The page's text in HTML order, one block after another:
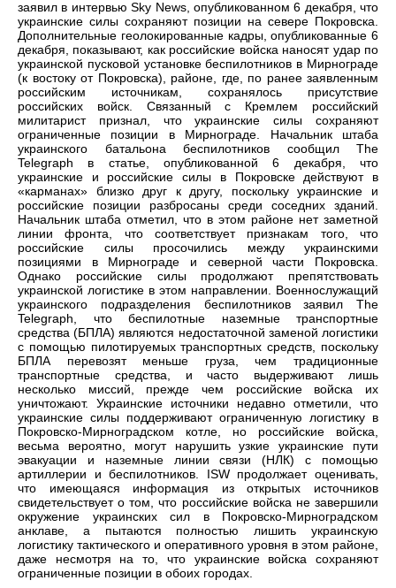
заявил в интервью Sky News, опубликованном 6 декабря, что
украинские силы сохраняют позиции на севере Покровска.
Дополнительные геолокированные кадры, опубликованные 6
декабря, показывают, как российские войска наносят удар по
украинской пусковой установке беспилотников в Мирнограде
(к востоку от Покровска), районе, где, по ранее заявленным
российским источникам, сохранялось присутствие
российских войск. Связанный с Кремлем российский
милитарист признал, что украинские силы сохраняют
ограниченные позиции в Мирнограде. Начальник штаба
украинского батальона беспилотников сообщил The
Telegraph в статье, опубликованной 6 декабря, что
украинские и российские силы в Покровске действуют в
«карманах» близко друг к другу, поскольку украинские и
российские позиции разбросаны среди соседних зданий.
Начальник штаба отметил, что в этом районе нет заметной
линии фронта, что соответствует признакам того, что
российские силы просочились между украинскими
позициями в Мирнограде и северной части Покровска.
Однако российские силы продолжают препятствовать
украинской логистике в этом направлении. Военнослужащий
украинского подразделения беспилотников заявил The
Telegraph, что беспилотные наземные транспортные
средства (БПЛА) являются недостаточной заменой логистики
с помощью пилотируемых транспортных средств, поскольку
БПЛА перевозят меньше груза, чем традиционные
транспортные средства, и часто выдерживают лишь
несколько миссий, прежде чем российские войска их
уничтожают. Украинские источники недавно отметили, что
украинские силы поддерживают ограниченную логистику в
Покровско-Мирноградском котле, но российские войска,
весьма вероятно, могут нарушить узкие украинские пути
эвакуации и наземные линии связи (НЛК) с помощью
артиллерии и беспилотников. ISW продолжает оценивать,
что имеющаяся информация из открытых источников
свидетельствует о том, что российские войска не завершили
окружение украинских сил в Покровско-Мирноградском
анклаве, а пытаются полностью лишить украинскую
логистику тактического и оперативного уровня в этом районе,
даже несмотря на то, что украинские войска сохраняют
ограниченные позиции в обоих городах.